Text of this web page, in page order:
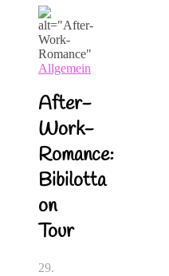
Allgemein
After-
Work-
Romance:
Bibilotta
on
Tour
29.